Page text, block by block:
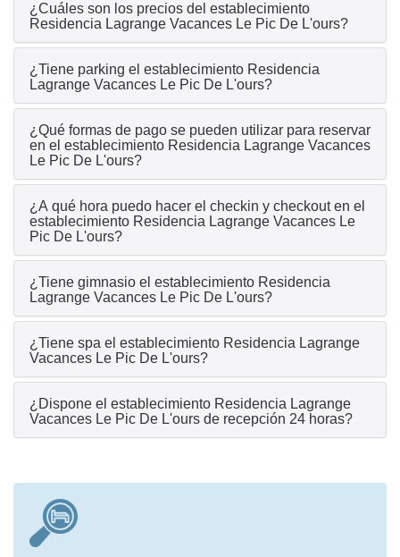
¿Cuáles son los precios del establecimiento
Residencia Lagrange Vacances Le Pic De L'ours?
¿Tiene parking el establecimiento Residencia
Lagrange Vacances Le Pic De L'ours?
¿Qué formas de pago se pueden utilizar para reservar
en el establecimiento Residencia Lagrange Vacances
Le Pic De L'ours?
¿A qué hora puedo hacer el checkin y checkout en el
establecimiento Residencia Lagrange Vacances Le
Pic De L'ours?
¿Tiene gimnasio el establecimiento Residencia
Lagrange Vacances Le Pic De L'ours?
¿Tiene spa el establecimiento Residencia Lagrange
Vacances Le Pic De L'ours?
¿Dispone el establecimiento Residencia Lagrange
Vacances Le Pic De L'ours de recepción 24 horas?